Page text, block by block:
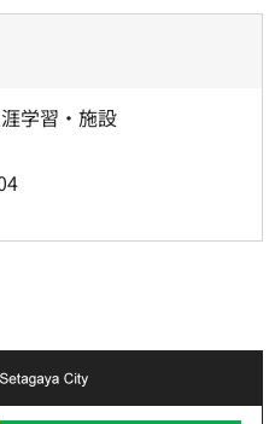
学習・施設